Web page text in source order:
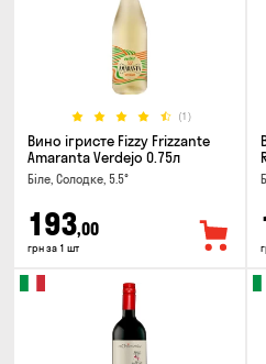
(1)
Вино ігристе Fizzy Frizzante
Amaranta Verdejo 0.75л
Біле, Солодке, 5.5°
193,00
грн за 1 шт